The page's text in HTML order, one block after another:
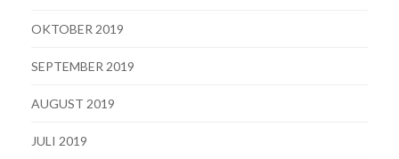
OKTOBER 2019
SEPTEMBER 2019
AUGUST 2019
JULI 2019